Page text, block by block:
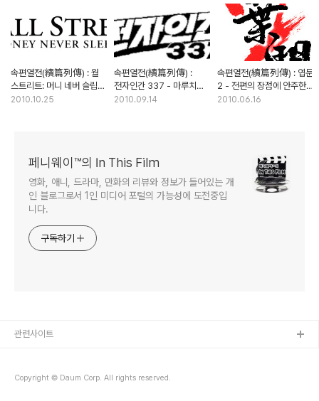
속편열전(續篇列傳) : 월
스트리트: 머니 네버 슬립스
- 올리버 스톤은 속편에
2010.10.25
속편열전(續篇列傳) :
전자인간 337 - 마루치
아라치의 속편은 어떤
2010.09.14
속편열전(續篇列傳) : 엽문
2 - 전편의 장점에 안주한
범작
2010.06.16
페니웨이™의 In This Film
영화, 애니, 드라마, 만화의 리뷰와 정보가 들어있는 개
인 블로그로서 1인 미디어 포털의 가능성에 도전중입
니다.
구독하기
Copyright © Daum Corp. All rights reserved.
관련사이트